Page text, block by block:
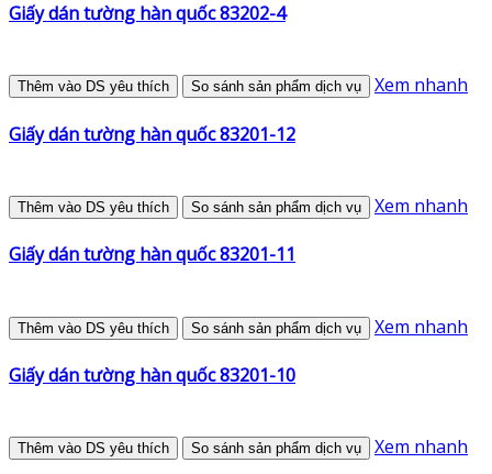
Giấy dán tường hàn quốc 83202-4
Thêm vào DS yêu thích So sánh sản phẩm dịch vụ Xem nhanh
Giấy dán tường hàn quốc 83201-12
Thêm vào DS yêu thích So sánh sản phẩm dịch vụ Xem nhanh
Giấy dán tường hàn quốc 83201-11
Thêm vào DS yêu thích So sánh sản phẩm dịch vụ Xem nhanh
Giấy dán tường hàn quốc 83201-10
Thêm vào DS yêu thích So sánh sản phẩm dịch vụ Xem nhanh